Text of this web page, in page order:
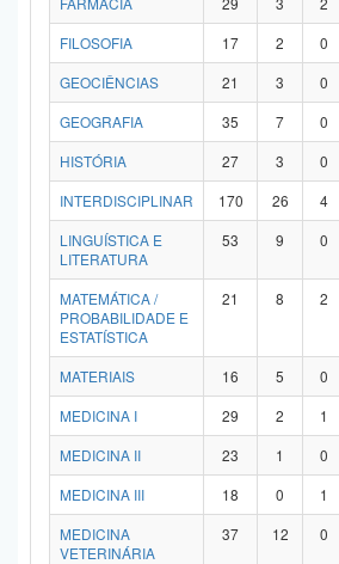
FILOSOFIA
17 2 0
GEOCIÊNCIAS
21 3 0
GEOGRAFIA
35 7 0
HISTÓRIA
27 3 0
INTERDISCIPLINAR
170 26 4
LINGUÍSTICA E
LITERATURA
53 9 0
MATEMÁTICA /
PROBABILIDADE E
ESTATÍSTICA
21 8 2
MATERIAIS 16 5 0
MEDICINA I
29 2 1
MEDICINA II
23 1 0
MEDICINA III
18 0 1
MEDICINA
VETERINÁRIA
37 12 0